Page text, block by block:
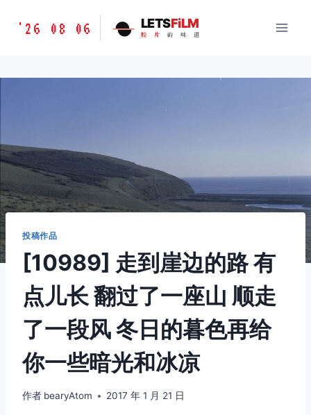
胶
味
'26 08 06 LETSFiLM
胶 片 的 味 道
投稿作品
[10989] 走到崖边的路 有
点儿长 翻过了一座山 顺走
了一段风 冬日的暮色再给
你一些暗光和冰凉 ​​​​
作者 bearyAtom 2017 年 1 月 21 日